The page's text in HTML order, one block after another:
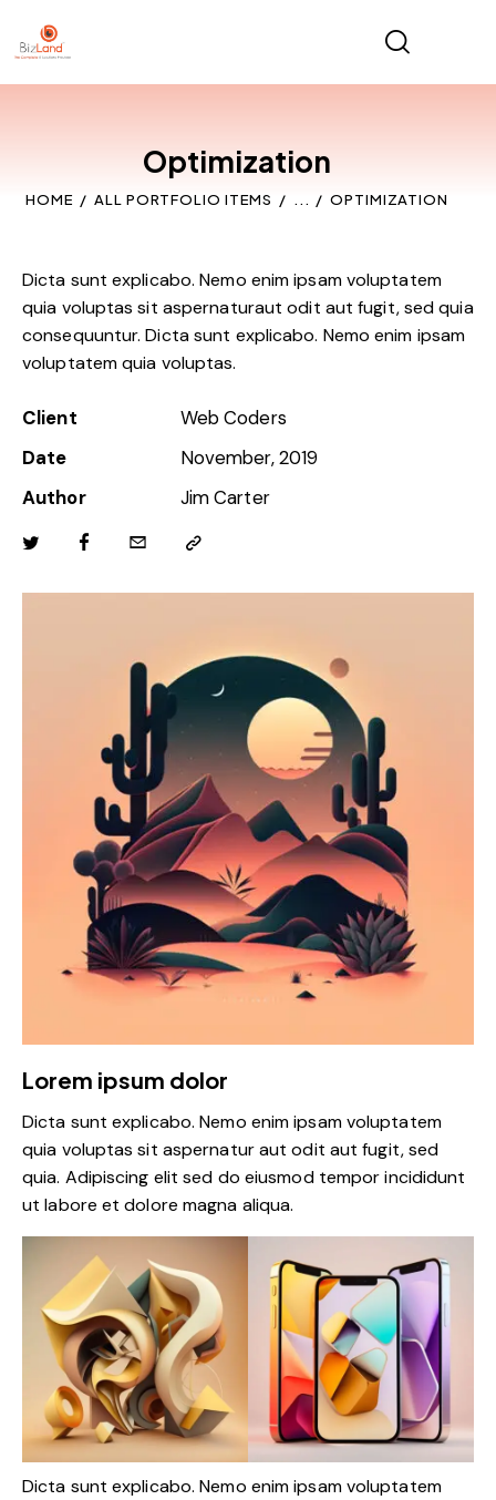
Optimization
HOME ALL PORTFOLIO ITEMS ... OPTIMIZATION
Dicta sunt explicabo. Nemo enim ipsam voluptatem
quia voluptas sit aspernaturaut odit aut fugit, sed quia
consequuntur. Dicta sunt explicabo. Nemo enim ipsam
voluptatem quia voluptas.
Client
Web Coders
Date
November, 2019
Author
Jim Carter
Lorem ipsum dolor
Dicta sunt explicabo. Nemo enim ipsam voluptatem
quia voluptas sit aspernatur aut odit aut fugit, sed
quia. Adipiscing elit sed do eiusmod tempor incididunt
ut labore et dolore magna aliqua.
Dicta sunt explicabo. Nemo enim ipsam voluptatem